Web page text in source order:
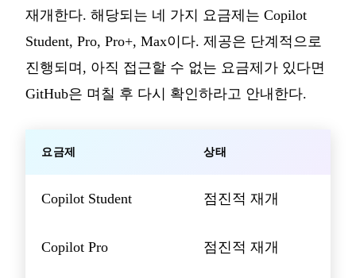
재개한다. 해당되는 네 가지 요금제는 Copilot
Student, Pro, Pro+, Max이다. 제공은 단계적으로
진행되며, 아직 접근할 수 없는 요금제가 있다면
GitHub은 며칠 후 다시 확인하라고 안내한다.
요금제 상태
Copilot Student 점진적 재개
Copilot Pro 점진적 재개